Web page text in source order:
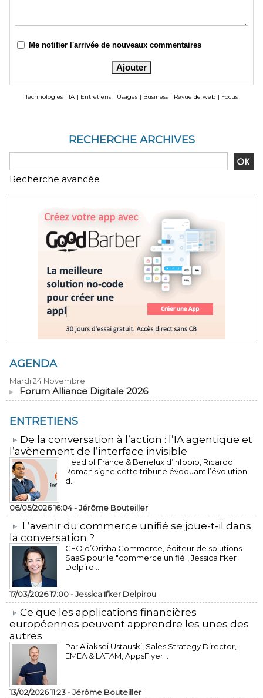
Me notifier l'arrivée de nouveaux commentaires
Technologies | IA | Entretiens | Usages | Business | Revue de web | Focus
RECHERCHE ARCHIVES
Recherche avancée
AGENDA
Mardi 24 Novembre
Forum Alliance Digitale 2026
ENTRETIENS
​De la conversation à l’action : l’IA agentique et
l’avènement de l’interface invisible
Head of France & Benelux d’Infobip, Ricardo
Roman signe cette tribune évoquant l’évolution
d...
06/05/2026 16:04 -Jérôme Bouteiller
L’avenir du commerce unifié se joue-t-il dans
la conversation ?
CEO d’Orisha Commerce, éditeur de solutions
SaaS pour le "commerce unifié", Jessica Ifker
Delpiro...
17/03/2026 17:00 -Jessica Ifker Delpirou
​Ce que les applications financières
européennes peuvent apprendre les unes des
autres
Par Aliaksei Ustauski, Sales Strategy Director,
EMEA & LATAM, AppsFlyer...
13/02/2026 11:23 -Jérôme Bouteiller